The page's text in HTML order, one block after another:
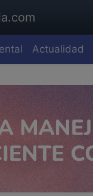
Actualidad